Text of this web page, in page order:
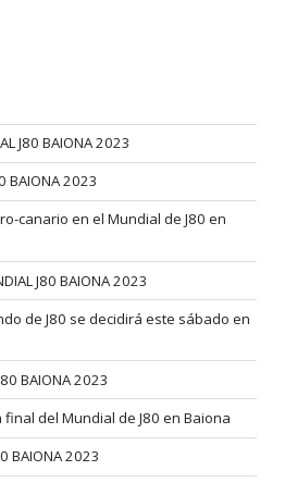
J80 BAIONA 2023
BAIONA 2023
canario en el Mundial de J80 en
J80 BAIONA 2023
de J80 se decidirá este sábado en
BAIONA 2023
del Mundial de J80 en Baiona
BAIONA 2023